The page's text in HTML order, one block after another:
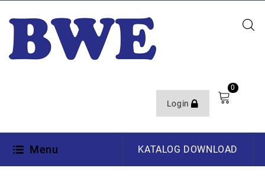
Login
0
Menu KATALOG DOWNLOAD